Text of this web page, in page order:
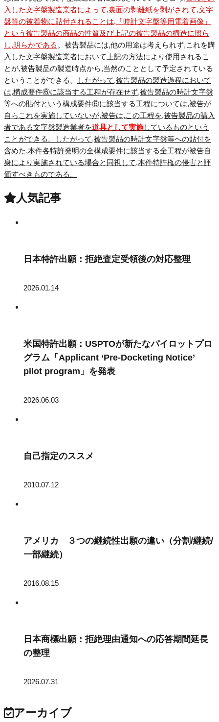
入した文字盤製造業者によって,裏面の剥離紙を剥がされて,文字
盤等の被着物に貼付されることは,「時計文字盤等用電着画像」
という被告製品の商品の性質及び上記の被告製品の構造に照ら
し,明らかである 。被告製品には,他の用途は考えられず,これを購
入した文字盤製造業者において上記の方法により使用されるこ
とが,被告製品の製造時点から,当然のこととして予定されている
ということができる。
したがって,被告製品の製造過程において
は,構成要件⑥に該当する工程が存在せず,被告製品の時計文字盤
等への貼付という構成要件⑥に該当する工程については,被告が
自らこれを実施していないが,被告は,この工程を,被告製品の購入
者である文字盤製造業者を道具として実施しているものという
ことができる。したがって,被告製品の時計文字盤等への貼付を
含めた,本件各特許発明の全構成要件に該当する全工程が被告自
身により実施されている場合と同視して,本件特許権の侵害と評
価すべきものである。
人気記事
日本特許出願：拒絶査定受領後の対応整理
2026.01.14
米国特許出願：USPTOが新たなパイロットプロ
グラム「Applicant ‘Pre-Docketing Notice’
pilot program」を発表
2026.06.03
自己指定のススメ
2010.07.12
アメリカ ３つの継続性出願の違い（分割/継続/
一部継続）
2016.08.15
日本商標出願：拒絶理由通知への応答期間延長
の整理
2026.07.31
アーカイブ